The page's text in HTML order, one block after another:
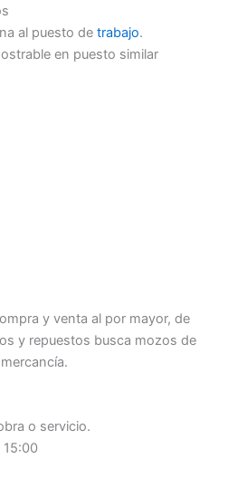
al puesto de trabajo.
en puesto similar
y venta al por mayor, de
y repuestos busca mozos de
o servicio.
15:00